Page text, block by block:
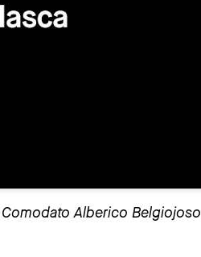
Alberico Belgiojoso